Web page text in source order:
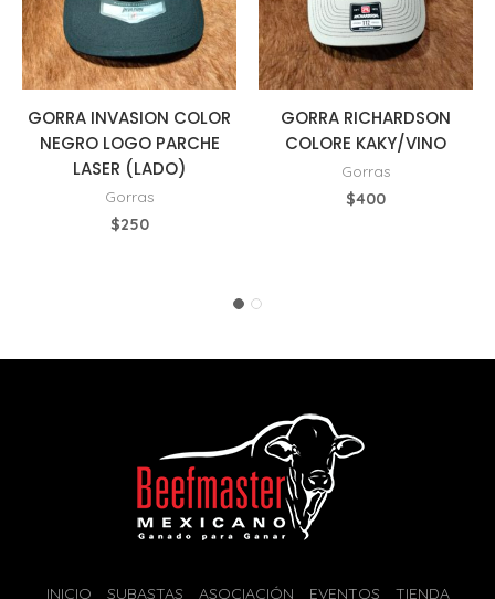
GORRA INVASION COLOR
NEGRO LOGO PARCHE
LASER (LADO)
Gorras
$250
GORRA RICHARDSON
COLORE KAKY/VINO
Gorras
$400
INICIO SUBASTAS ASOCIACIÓN EVENTOS TIENDA